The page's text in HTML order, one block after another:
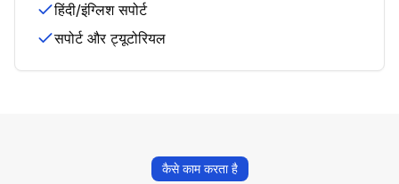
हिंदी/इंग्लिश सपोर्ट
सपोर्ट और ट्यूटोरियल
कैसे काम करता है